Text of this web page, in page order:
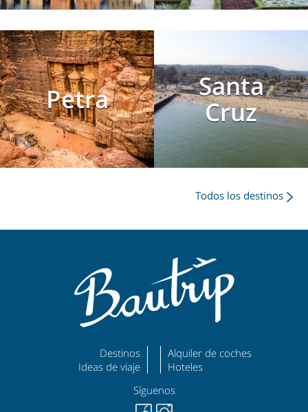
Petra
Santa
Cruz
Todos los destinos
Destinos
Ideas de viaje
Alquiler de coches
Hoteles
Síguenos